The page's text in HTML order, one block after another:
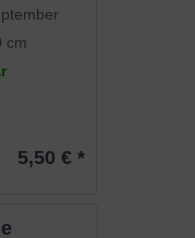
cm
5,50 € *